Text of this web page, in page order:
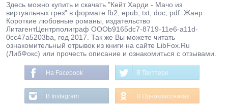
Здесь можно купить и скачать "Кейт Харди - Мачо из
виртуальных грез" в формате fb2, epub, txt, doc, pdf. Жанр:
Короткие любовные романы, издательство
ЛитагентЦентрполиграф ОООb9165dc7-8719-11e6-a11d-
0cc47a5203ba, год 2017. Так же Вы можете читать
ознакомительный отрывок из книги на сайте LibFox.Ru
(ЛибФокс) или прочесть описание и ознакомиться с отзывами.
На Facebook В Твиттере
В Instagram В Одноклассниках